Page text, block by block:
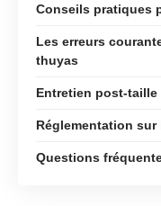
Conseils pratiques
Les erreurs
thuyas
Entretien post-
Réglementation
Questions